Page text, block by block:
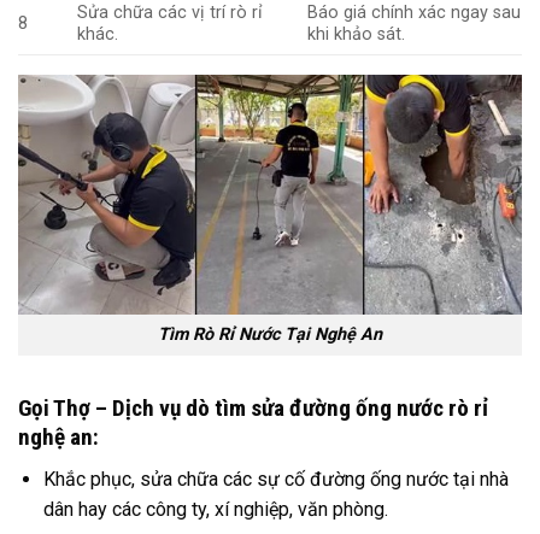
8
Sửa chữa các vị trí rò rỉ
khác.
Báo giá chính xác ngay sau
khi khảo sát.
Tìm Rò Rỉ Nước Tại Nghệ An
Gọi Thợ – Dịch vụ dò tìm sửa đường ống nước rò rỉ
nghệ an:
Khắc phục, sửa chữa các sự cố đường ống nước tại nhà
dân hay các công ty, xí nghiệp, văn phòng.